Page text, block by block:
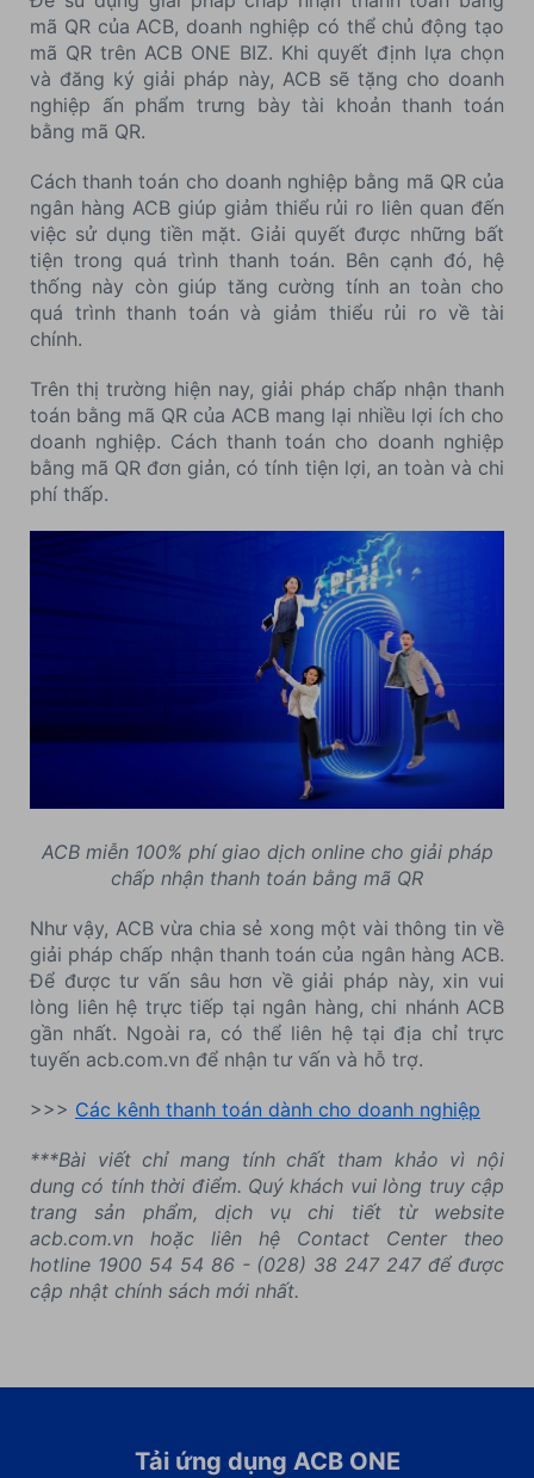
mã QR của ACB, doanh nghiệp có thể chủ động tạo
mã QR trên ACB ONE BIZ. Khi quyết định lựa chọn
và đăng ký giải pháp này, ACB sẽ tặng cho doanh
nghiệp ấn phẩm trưng bày tài khoản thanh toán
bằng mã QR.
Cách thanh toán cho doanh nghiệp bằng mã QR của
ngân hàng ACB giúp giảm thiểu rủi ro liên quan đến
việc sử dụng tiền mặt. Giải quyết được những bất
tiện trong quá trình thanh toán. Bên cạnh đó, hệ
thống này còn giúp tăng cường tính an toàn cho
quá trình thanh toán và giảm thiểu rủi ro về tài
chính.
Trên thị trường hiện nay, giải pháp chấp nhận thanh
toán bằng mã QR của ACB mang lại nhiều lợi ích cho
doanh nghiệp. Cách thanh toán cho doanh nghiệp
bằng mã QR đơn giản, có tính tiện lợi, an toàn và chi
phí thấp.
ACB miễn 100% phí giao dịch online cho giải pháp
chấp nhận thanh toán bằng mã QR
Như vậy, ACB vừa chia sẻ xong một vài thông tin về
giải pháp chấp nhận thanh toán của ngân hàng ACB.
Để được tư vấn sâu hơn về giải pháp này, xin vui
lòng liên hệ trực tiếp tại ngân hàng, chi nhánh ACB
gần nhất. Ngoài ra, có thể liên hệ tại địa chỉ trực
tuyến acb.com.vn để nhận tư vấn và hỗ trợ.
>>> Các kênh thanh toán dành cho doanh nghiệp
***Bài viết chỉ mang tính chất tham khảo vì nội
dung có tính thời điểm. Quý khách vui lòng truy cập
trang sản phẩm, dịch vụ chi tiết từ website
acb.com.vn hoặc liên hệ Contact Center theo
hotline 1900 54 54 86 - (028) 38 247 247 để được
cập nhật chính sách mới nhất.
Tải ứng dụng ACB ONE